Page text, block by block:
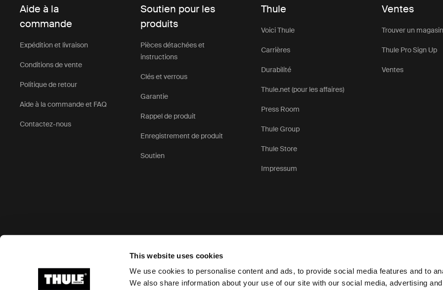
This website uses cookies
We use cookies to personalise content and ads, to provide social media features and to
We also share information about your use of our site with our social media, advertising
Aide à la
commande
Expédition et livraison
Conditions de vente
Politique de retour
Aide à la commande et FAQ
Contactez-nous
Soutien pour les
produits
Pièces détachées et
instructions
Clés et verrous
Garantie
Rappel de produit
Enregistrement de produit
Soutien
Thule
Voici Thule
Carrières
Durabilité
Thule.net (pour les affaires)
Press Room
Thule Group
Thule Store
Impressum
Ventes
Trouver un magasin
Thule Pro Sign Up
Ventes